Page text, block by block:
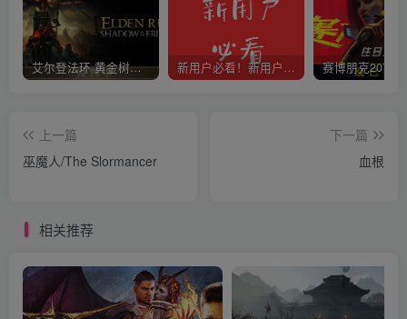
艾尔登法环 黄金树幽影 新用户必看！新用户必看！新用户必看！！！
上一篇
巫魔人/The Slormancer
下一篇
血根
相关推荐